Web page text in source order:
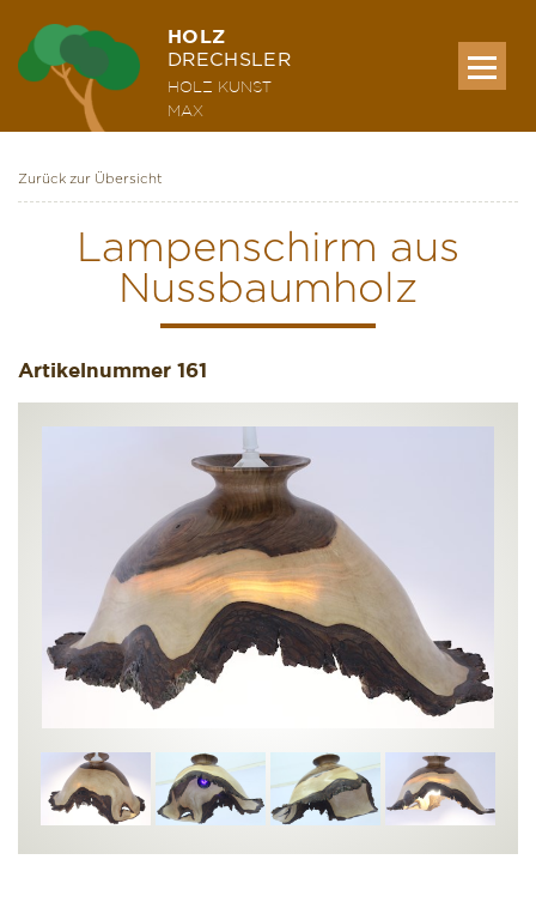
HOLZ
DRECHSLER
HOLZ KUNST
MAX
MEINE WERKE
AUSSTELLUNG & KURSE
ÜBER MICH
Zurück zur Übersicht
Lampenschirm aus
Nussbaumholz
Artikelnummer 161